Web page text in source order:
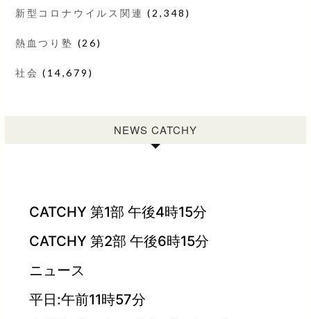
新型コロナウイルス関連 (2,348)
熱血つり塾 (26)
社会 (14,679)
NEWS CATCHY
CATCHY 第1部 午後4時15分
CATCHY 第2部 午後6時15分
ニュース
平日:午前11時57分